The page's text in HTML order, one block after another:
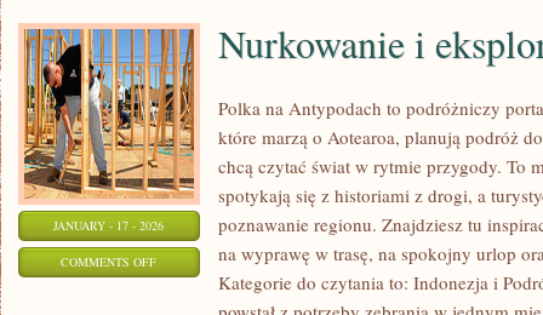
JANUARY - 17 - 2026
COMMENTS OFFON
NURKOWANIE
Nurkowanie i
Polka na Antypodach to podróżniczy
które marzą o Aotearoa, planują podróż
chcą czytać świat w rytmie przygody. To
spotykają się z historiami z drogi, a
poznawanie regionu. Znajdziesz tu
na wyprawę w trasę, na spokojny urlop
Kategorie do czytania to: Indonezja i